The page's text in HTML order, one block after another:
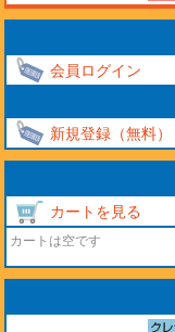
会員ログイン
新規登録（無料）
カートを見る
カートは空です